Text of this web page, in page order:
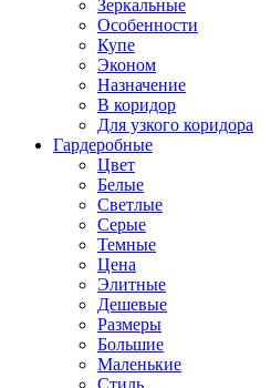
Зеркальные
Особенности
Купе
Эконом
Назначение
В коридор
Для узкого коридора
Гардеробные
Цвет
Белые
Светлые
Серые
Темные
Цена
Элитные
Дешевые
Размеры
Большие
Маленькие
Стиль